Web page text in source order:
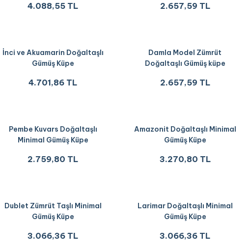
4.088,55 TL 2.657,59 TL
İnci ve Akuamarin Doğaltaşlı
Gümüş Küpe
4.701,86 TL
Damla Model Zümrüt
Doğaltaşlı Gümüş küpe
2.657,59 TL
Pembe Kuvars Doğaltaşlı
Minimal Gümüş Küpe
2.759,80 TL
Amazonit Doğaltaşlı Minimal
Gümüş Küpe
3.270,80 TL
Dublet Zümrüt Taşlı Minimal
Gümüş Küpe
3.066,36 TL
Larimar Doğaltaşlı Minimal
Gümüş Küpe
3.066,36 TL